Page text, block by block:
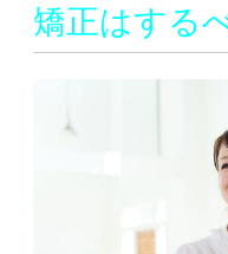
矯正はする